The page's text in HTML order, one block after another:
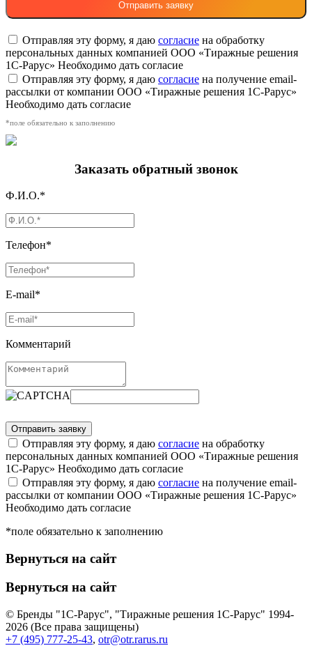
Отправляя эту форму, я даю согласие на обработку
персональных данных компанией ООО «Тиражные решения
1С-Рарус» Необходимо дать согласие
Отправляя эту форму, я даю согласие на получение email-
рассылки от компании ООО «Тиражные решения 1С-Рарус»
Необходимо дать согласие
*поле обязательно к заполнению
Заказать обратный звонок
Ф.И.О.*
Телефон*
E-mail*
Комментарий
Отправляя эту форму, я даю согласие на обработку
персональных данных компанией ООО «Тиражные решения
1С-Рарус» Необходимо дать согласие
Отправляя эту форму, я даю согласие на получение email-
рассылки от компании ООО «Тиражные решения 1С-Рарус»
Необходимо дать согласие
*поле обязательно к заполнению
Вернуться на сайт
Вернуться на сайт
© Бренды "1С-Рарус", "Тиражные решения 1С-Рарус" 1994-
2026 (Все права защищены)
+7 (495) 777-25-43, otr@otr.rarus.ru